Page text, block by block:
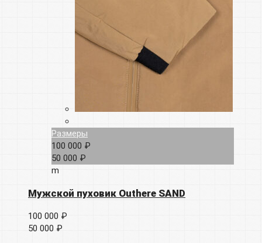
Размеры
100 000 ₽
50 000 ₽
m
Мужской пуховик Outhere SAND
100 000 ₽
50 000 ₽